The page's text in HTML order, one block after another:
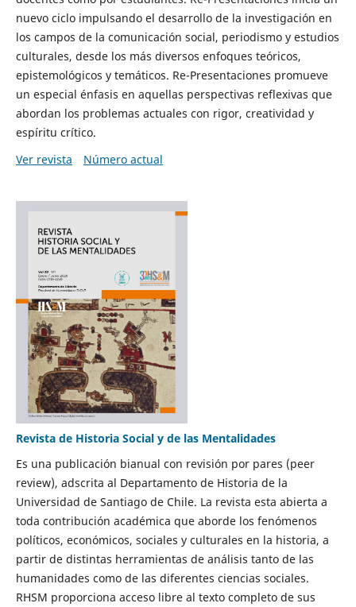
nuevo ciclo impulsando el desarrollo de la investigación en
los campos de la comunicación social, periodismo y estudios
culturales, desde los más diversos enfoques teóricos,
epistemológicos y temáticos. Re-Presentaciones promueve
un especial énfasis en aquellas perspectivas reflexivas que
abordan los problemas actuales con rigor, creatividad y
espíritu crítico.
Ver revista
Número actual
Revista de Historia Social y de las Mentalidades
Es una publicación bianual con revisión por pares (peer
review), adscrita al Departamento de Historia de la
Universidad de Santiago de Chile. La revista esta abierta a
toda contribución académica que aborde los fenómenos
políticos, económicos, sociales y culturales en la historia, a
partir de distintas herramientas de análisis tanto de las
humanidades como de las diferentes ciencias sociales.
RHSM proporciona acceso libre al texto completo de sus